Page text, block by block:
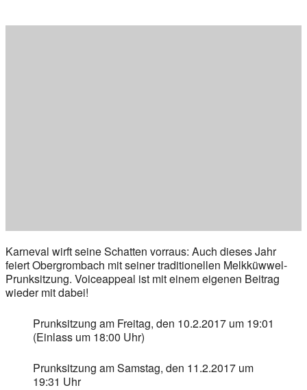
Karneval wirft seine Schatten vorraus: Auch dieses Jahr
feiert Obergrombach mit seiner traditionellen Melkküwwel-
Prunksitzung. Voiceappeal ist mit einem eigenen Beitrag
wieder mit dabei!
Prunksitzung am Freitag, den 10.2.2017 um 19:01
(Einlass um 18:00 Uhr)
Prunksitzung am Samstag, den 11.2.2017 um
19:31 Uhr